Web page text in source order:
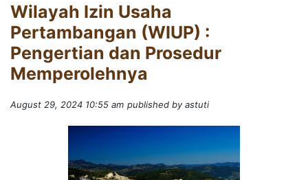
Wilayah Izin Usaha
Pertambangan (WIUP) :
Pengertian dan Prosedur
Memperolehnya
August 29, 2024 10:55 am published by astuti